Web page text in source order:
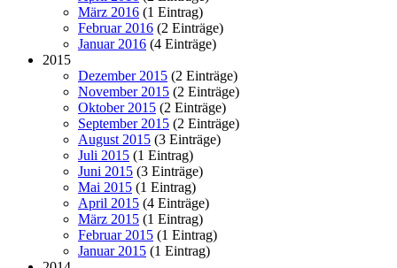
März 2016 (1 Eintrag)
Februar 2016 (2 Einträge)
Januar 2016 (4 Einträge)
2015
Dezember 2015 (2 Einträge)
November 2015 (2 Einträge)
Oktober 2015 (2 Einträge)
September 2015 (2 Einträge)
August 2015 (3 Einträge)
Juli 2015 (1 Eintrag)
Juni 2015 (3 Einträge)
Mai 2015 (1 Eintrag)
April 2015 (4 Einträge)
März 2015 (1 Eintrag)
Februar 2015 (1 Eintrag)
Januar 2015 (1 Eintrag)